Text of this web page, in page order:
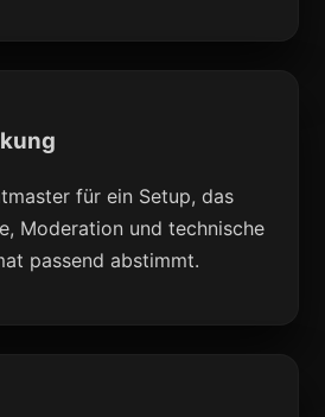
für ein Setup, das
Moderation und technische
passend abstimmt.